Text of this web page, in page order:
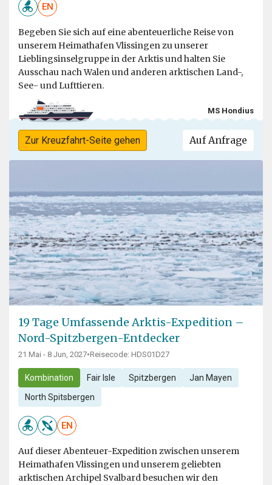
EN
Begeben Sie sich auf eine abenteuerliche Reise von
unserem Heimathafen Vlissingen zu unserer
Lieblingsinselgruppe in der Arktis und halten Sie
Ausschau nach Walen und anderen arktischen Land-,
See- und Lufttieren.
MS Hondius
Zur Kreuzfahrt-Seite gehen Auf Anfrage
19 Tage Umfassende Arktis-Expedition –
Nord-Spitzbergen-Entdecker
21 Mai - 8 Jun, 2027•Reisecode: HDS01D27
Kombination Fair Isle Spitzbergen Jan Mayen
North Spitsbergen
EN
Auf dieser Abenteuer-Expedition zwischen unserem
Heimathafen Vlissingen und unserem geliebten
arktischen Archipel Svalbard besuchen wir den